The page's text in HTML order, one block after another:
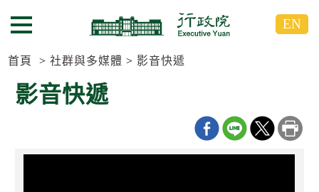
到
要
到
要
選單按鈕 EN
首頁 社群與多媒體 影音快遞
影音快遞